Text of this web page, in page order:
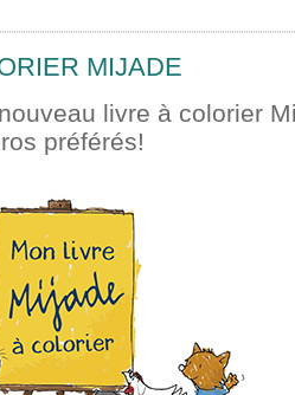
MIJADE
livre à colorier
préférés!